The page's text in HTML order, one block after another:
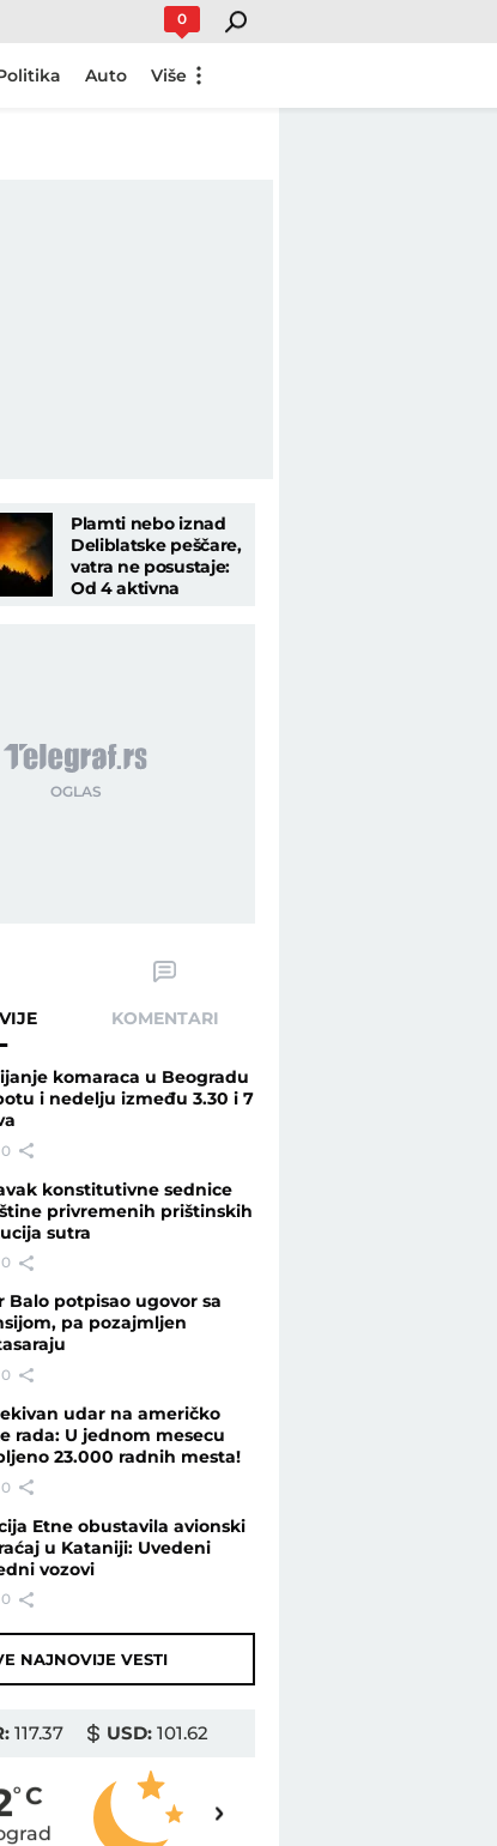
0
Auto Više
Plamti nebo iznad
Deliblatske peščare,
vatra ne posustaje:
Od 4 aktivna
- Vesti - Telegraf.rs
KOMENTARI
komaraca u Beogradu
i nedelju između 3.30 i 7
0
konstitutivne sednice
privremenih prištinskih
sutra
0
Balo potpisao ugovor sa
pa pozajmljen
0
udar na američko
rada: U jednom mesecu
23.000 radnih mesta!
0
Etne obustavila avionski
u Kataniji: Uvedeni
vozovi
0
NAJNOVIJE VESTI
117.37 USD: 101.62
o C